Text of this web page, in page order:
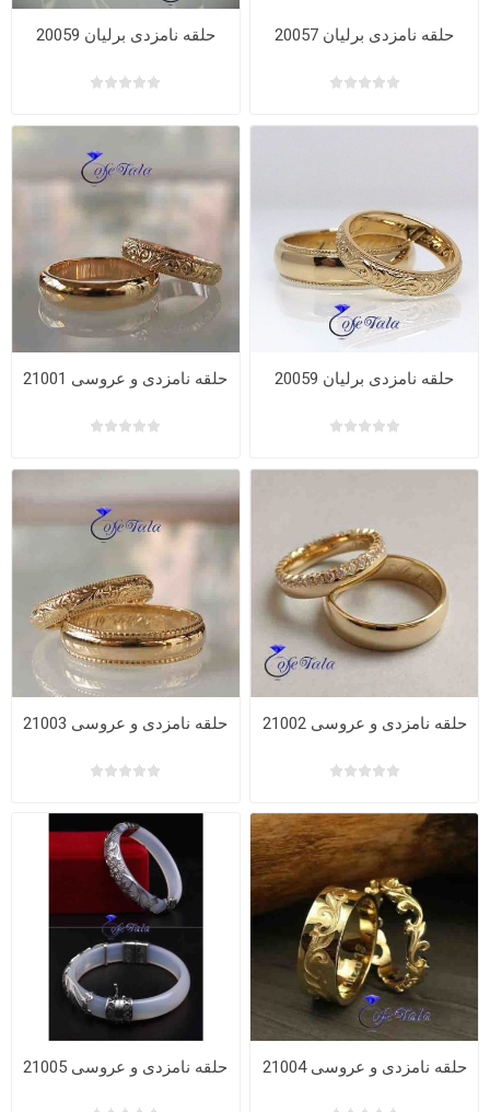
حلقه نامزدی برلیان 20057 حلقه نامزدی برلیان 20059
حلقه نامزدی برلیان 20059 حلقه نامزدی و عروسی 21001
حلقه نامزدی و عروسی 21002 حلقه نامزدی و عروسی 21003
حلقه نامزدی و عروسی 21004 حلقه نامزدی و عروسی 21005